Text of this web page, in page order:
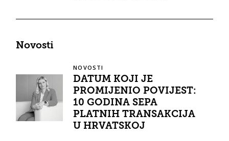
Novosti
NOVOSTI
DATUM KOJI JE
PROMIJENIO POVIJEST:
10 GODINA SEPA
PLATNIH TRANSAKCIJA
U HRVATSKOJ